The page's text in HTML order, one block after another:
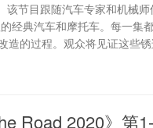
节目跟随汽车专家和机械师
经典汽车和摩托车。每一集
造的过程。观众将见证这些
Road 2020》第